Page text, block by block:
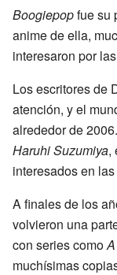
Boogiepopfue su
anime de ella,
interesaron por
Los escritores de
atención, y el
alrededor de
Haruhi Suzumiya,
interesados en
A finales de los
volvieron una
con series como
muchísimas